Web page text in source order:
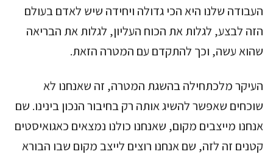
העבודה שלנו היא הכי גדולה ויחידה שיש לאדם בעולם
הזה לבצע, לגלות את הכוח העליון, לגלות את הבריאה
שהוא עשה, וכך להתקדם עם המטרה הזאת.
העיקר מלכתחילה בהשגת המטרה, זה שאנחנו לא
שוכחים שאפשר להשיג אותה רק בחיבור הנכון בינינו. שם
אנחנו מייצבים מקום, שאנחנו כולנו נמצאים כאגואיסטים
קטנים זה לזה, שם אנחנו רוצים לייצב מקום שבו הבורא